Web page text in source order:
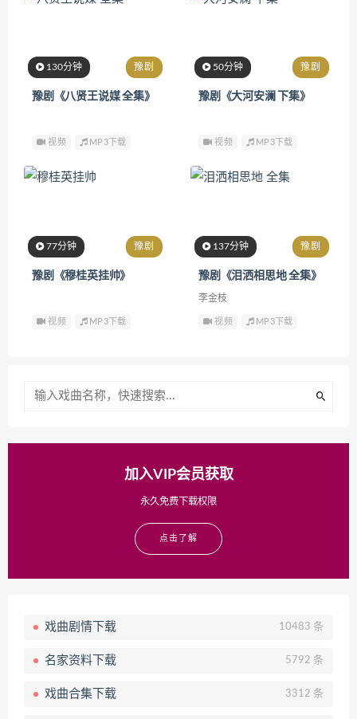
130分钟 豫剧
豫剧《八贤王说媒 全集》
视频 MP3下载
50分钟 豫剧
豫剧《大河安澜 下集》
视频 MP3下载
77分钟 豫剧
豫剧《穆桂英挂帅》
视频 MP3下载
137分钟 豫剧
豫剧《泪洒相思地 全集》
李金枝
视频 MP3下载
加入VIP会员获取
永久免费下载权限
点击了解
戏曲剧情下载 10483 条
名家资料下载 5792 条
戏曲合集下载 3312 条